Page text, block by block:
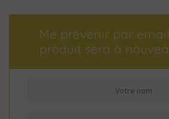
Me prévenir par
produit sera à